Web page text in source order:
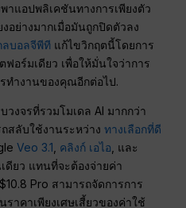
าแอปพลิเคชันทางการเพียงตัว
อย่างมากเมื่อมันถูกปิดตัวลง
ลบอลจีพีที แก้ไขวิกฤตนี้โดยการ
อร์มเดียว เพื่อให้มั่นใจว่าการ
ทำงานของคุณอีกต่อไป.
งจรที่รวมโมเดล AI มากกว่า
สลับใช้งานระหว่างทางเลือกที่ดี
Veo 3.1 คลิงก์ เอไอ , และ
ดียว แทนที่จะต้องจ่ายค่า
Pro สามารถจัดการการ
าคาเพียงเศษเสี้ยวของค่าใช้